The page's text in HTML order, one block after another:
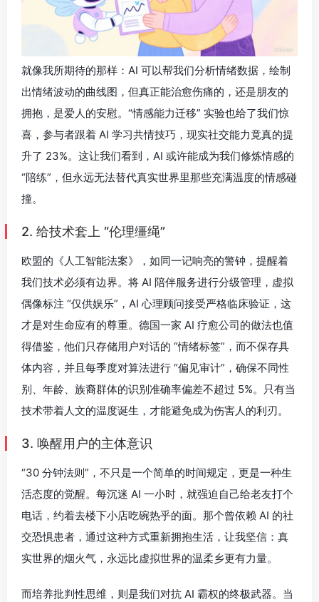
就像我所期待的那样：AI 可以帮我们分析情绪数据，绘制
出情绪波动的曲线图，但真正能治愈伤痛的，还是朋友的
拥抱，是爱人的安慰。“情感能力迁移” 实验也给了我们惊
喜，参与者跟着 AI 学习共情技巧，现实社交能力竟真的提
升了 23%。这让我们看到，AI 或许能成为我们修炼情感的
“陪练”，但永远无法替代真实世界里那些充满温度的情感碰
撞。
2. 给技术套上 “伦理缰绳”
欧盟的《人工智能法案》，如同一记响亮的警钟，提醒着
我们技术必须有边界。将 AI 陪伴服务进行分级管理，虚拟
偶像标注 “仅供娱乐”，AI 心理顾问接受严格临床验证，这
才是对生命应有的尊重。德国一家 AI 疗愈公司的做法也值
得借鉴，他们只存储用户对话的 “情绪标签”，而不保存具
体内容，并且每季度对算法进行 “偏见审计”，确保不同性
别、年龄、族裔群体的识别准确率偏差不超过 5%。只有当
技术带着人文的温度诞生，才能避免成为伤害人的利刃。
3. 唤醒用户的主体意识
“30 分钟法则”，不只是一个简单的时间规定，更是一种生
活态度的觉醒。每沉迷 AI 一小时，就强迫自己给老友打个
电话，约着去楼下小店吃碗热乎的面。那个曾依赖 AI 的社
交恐惧患者，通过这种方式重新拥抱生活，让我坚信：真
实世界的烟火气，永远比虚拟世界的温柔乡更有力量。
而培养批判性思维，则是我们对抗 AI 霸权的终极武器。当